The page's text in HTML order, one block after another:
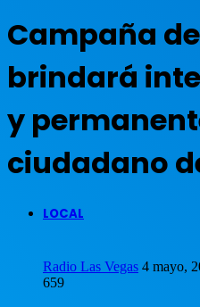
Campaña
brindará
y
ciudadano
LOCAL
Radio Las Vegas 4 mayo,
659